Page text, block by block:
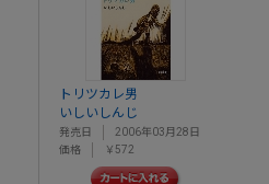
トリツカレ男
いしいしんじ
発売日
2006年03月28日
価格
￥572